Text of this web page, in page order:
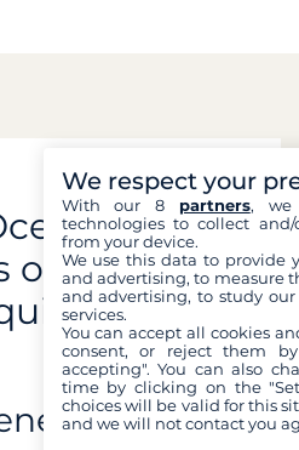
411 :
ofertas de
saber
We respect your
With our 8 partners, we
technologies to collect
from your device.
We use this data to provide
and advertising, to measure
and advertising, to study
services.
You can accept all cookies
consent, or reject them
accepting". You can also
time by clicking on the
choices will be valid for this
and we will not contact you